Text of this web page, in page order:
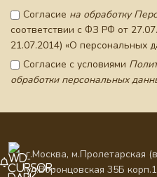
Согласие на обработку
соответствии с ФЗ РФ от
21.07.2014) «О персональных
Согласие с условиями
обработки персональных
г.Москва, м.Пролетарская
ул.Воронцовская 35Б